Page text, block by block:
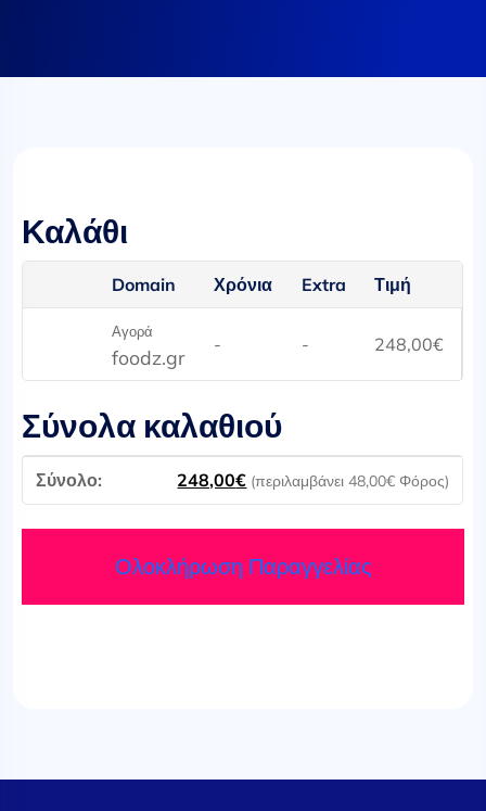
Καλάθι
Domain Χρόνια Extra Τιμή
Αγορά
foodz.gr
- - 248,00€
Σύνολα καλαθιού
248,00€ (περιλαμβάνει48,00€ Φόρος)
Ολοκλήρωση Παραγγελίας